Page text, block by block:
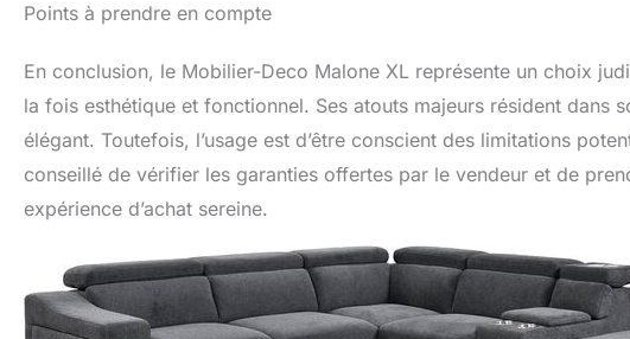
Points à prendre en compte
En conclusion, le Mobilier-Deco Malone XL représente un choix
la fois esthétique et fonctionnel. Ses atouts majeurs résident
élégant. Toutefois, l’usage est d’être conscient des limitations
conseillé de vérifier les garanties offertes par le vendeur et de
expérience d’achat sereine.